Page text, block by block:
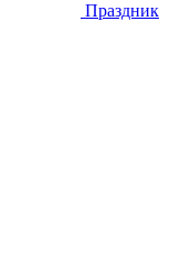
Праздник